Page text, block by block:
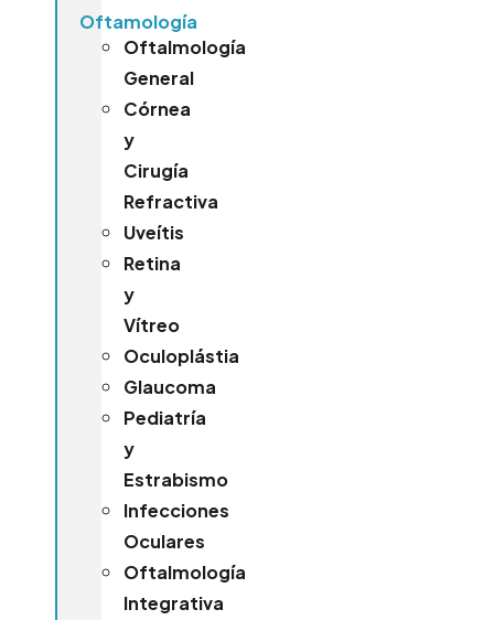
Oftamología
Oftalmología
General
Córnea
y
Cirugía
Refractiva
Uveítis
Retina
y
Vítreo
Oculoplástia
Glaucoma
Pediatría
y
Estrabismo
Infecciones
Oculares
Oftalmología
Integrativa